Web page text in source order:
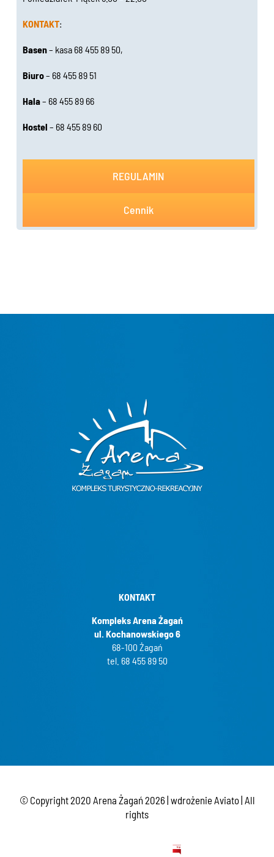
KONTAKT:
Basen– kasa 68 455 89 50,
Biuro– 68 455 89 51
Hala– 68 455 89 66
Hostel– 68 455 89 60
REGULAMIN
Cennik
KONTAKT
Kompleks Arena Żagań
ul. Kochanowskiego 6
68-100 Żagań
tel. 68 455 89 50
© Copyright 2020 Arena Żagań2026 | wdrożenieAviato| All
rights